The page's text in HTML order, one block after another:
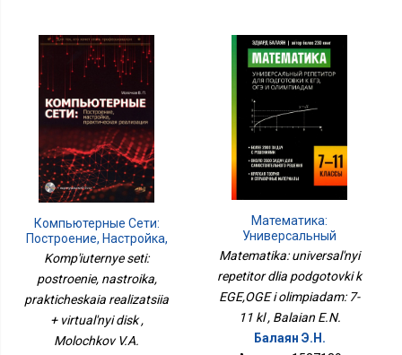
Компьютерные Сети:
Построение, Настройка,
Практическая
Реализация +
Виртуальный Диск
Komp'iuternye seti:
postroenie, nastroika,
prakticheskaia realizatsiia
+ virtual'nyi disk ,
Molochkov V.A.
Математика:
Универсальный
Репетитор Для
Подготовки К ЕГЭ,ОГЭ И
Олимпиадам: 7-11 Кл
Matematika: universal'nyi
repetitor dlia podgotovki k
EGE,OGE i olimpiadam: 7-
11 kl , Balaian E.N.
Балаян Э.Н.